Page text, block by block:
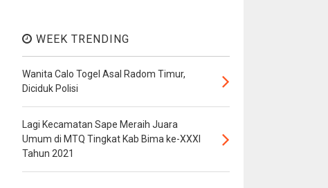
WEEK TRENDING
Wanita Calo Togel Asal Radom Timur,
Diciduk Polisi
Lagi Kecamatan Sape Meraih Juara
Umum di MTQ Tingkat Kab Bima ke-XXXI
Tahun 2021